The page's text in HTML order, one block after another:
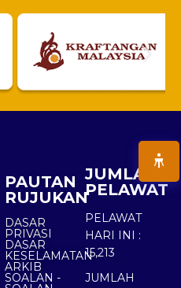
PAUTAN
RUJUKAN
DASAR
PRIVASI
DASAR
KESELAMATAN
ARKIB
SOALAN -
JUMLAH
PELAWAT
PELAWAT
HARI INI :
15,213
JUMLAH